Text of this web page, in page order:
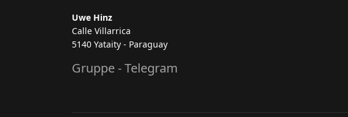
Uwe Hinz
Calle Villarrica
5140 Yataity - Paraguay
Gruppe - Telegram